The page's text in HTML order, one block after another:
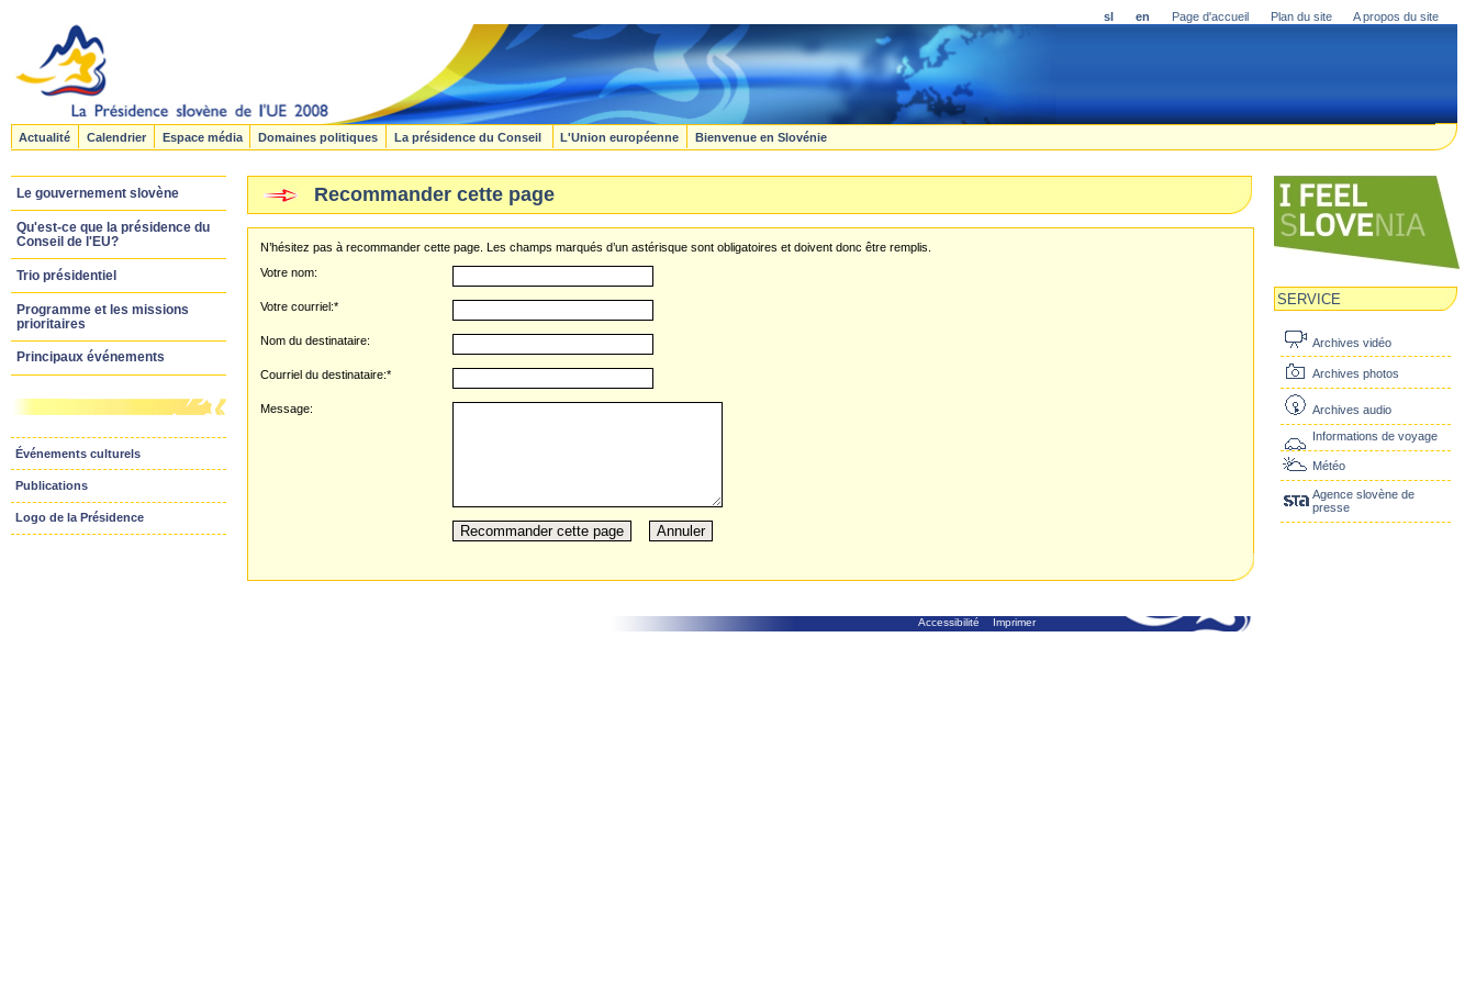
sl en Page d'accueil Plan du site A propos du site
Actualité Calendrier Espace média Domaines politiques La présidence du Conseil L'Union européenne Bienvenue en Slovénie
Le gouvernement slovène
Qu'est-ce que la présidence du
Conseil de l'EU?
Trio présidentiel
Programme et les missions
prioritaires
Principaux événements
Événements culturels
Publications
Logo de la Présidence
SERVICE
Archives vidéo
Archives photos
Archives audio
Informations de voyage
Météo
Agence slovène de
presse
Recommander cette page
N’hésitez pas à recommander cette page. Les champs marqués d’un astérisque sont obligatoires et doivent donc être remplis.
Votre nom:
Votre courriel:*
Nom du destinataire:
Courriel du destinataire:*
Message:
Accessibilité Imprimer